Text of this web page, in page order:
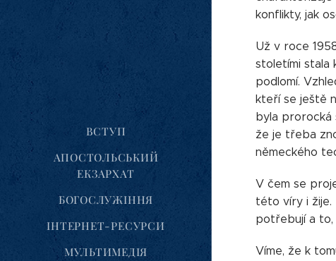
ВСТУП
АПОСТОЛЬСЬКИЙ
ЕКЗАРХАТ
БОГОСЛУЖІННЯ
ІНТЕРНЕТ-РЕСУРСИ
МУЛЬТИМЕДІЯ
konflikty, jak
Už v roce
stoletími stala
podlomí.
kteří se ještě
byla prorocká
že je třeba
německého
V čem se
této víry i žije.
potřebují a to,
Víme, že k